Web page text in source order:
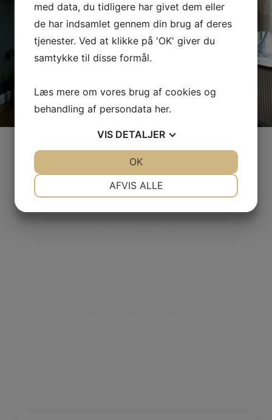
DET SIGER VORES GÆSTER
med data, du tidligere har givet dem eller
de har indsamlet gennem din brug af deres
tjenester. Ved at klikke på 'OK' giver du
samtykke til disse formål.
Læs mere om vores brug af cookies og
behandling af persondata her.
VIS DETALJER
AFVIS ALLE
OK